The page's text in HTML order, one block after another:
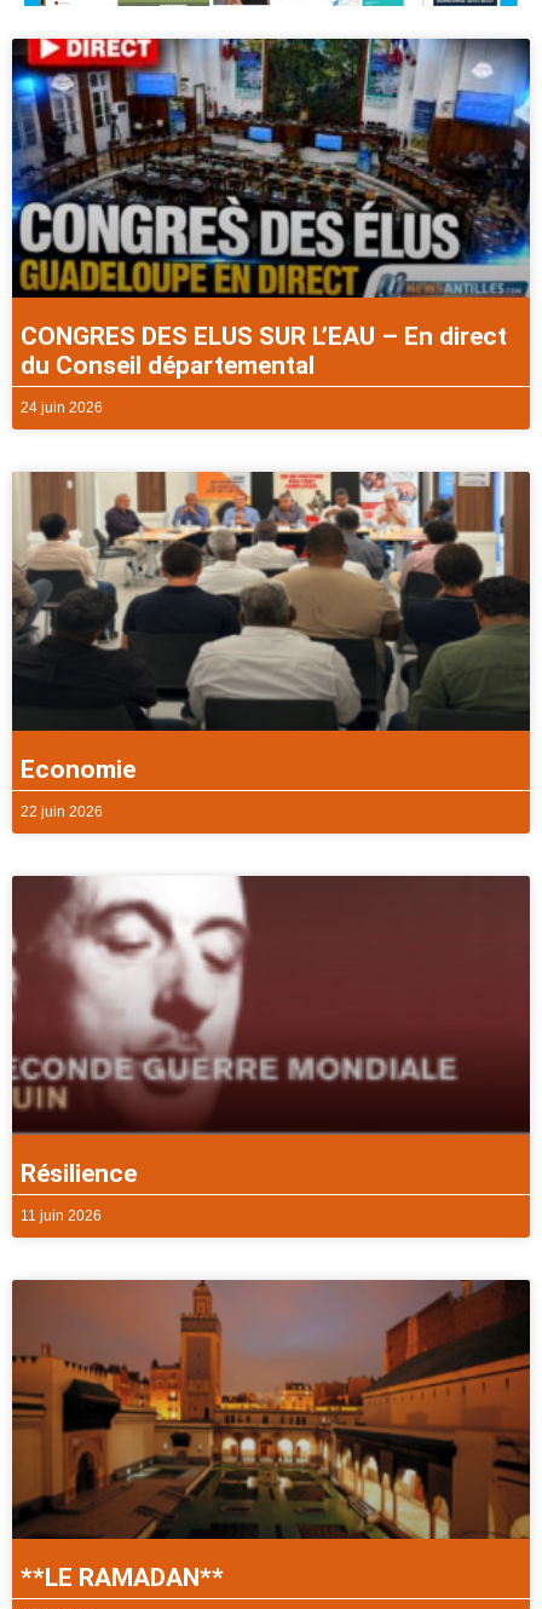
CONGRES DES ELUS SUR L’EAU – En direct
du Conseil départemental
24 juin 2026
Economie
22 juin 2026
Résilience
11 juin 2026
**LE RAMADAN**